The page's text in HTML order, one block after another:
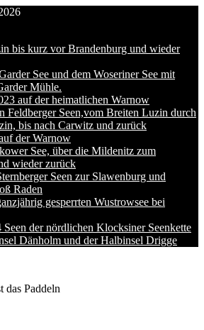
bis kurz vor Brandenburg und wieder
See und dem Woseriner See mit
Mühle.
auf der heimatlichen Warnow
Feldberger Seen,vom Breiten Luzin durch
bis nach Carwitz und zurück
der Warnow
See, über die Mildenitz zum
wieder zurück
Seen zur Slawenburg und
Raden
gesperrten Wustrowsee bei
Seen der nördlichen Klocksiner Seenkette
Dänholm und der Halbinsel Drigge
das Paddeln